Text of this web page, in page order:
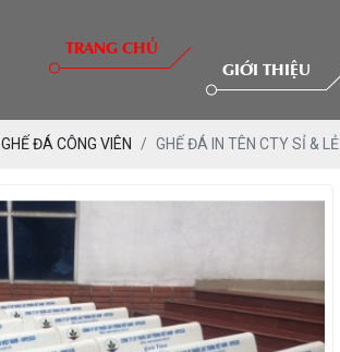
TRANG CHỦ
GIỚI THIỆU
GHẾ ĐÁ CÔNG VIÊN GHẾ ĐÁ IN TÊN CTY SỈ & LẺ